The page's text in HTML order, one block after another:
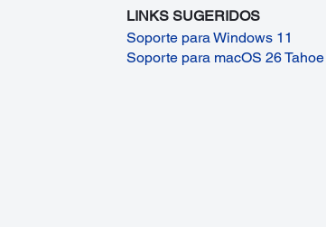
LINKS SUGERIDOS
Soporte para Windows 11
Soporte para macOS 26 Tahoe